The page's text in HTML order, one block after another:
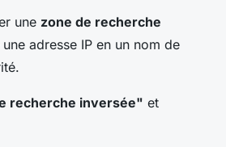
une zone de recherche
adresse IP en un nom de
recherche inversée" et